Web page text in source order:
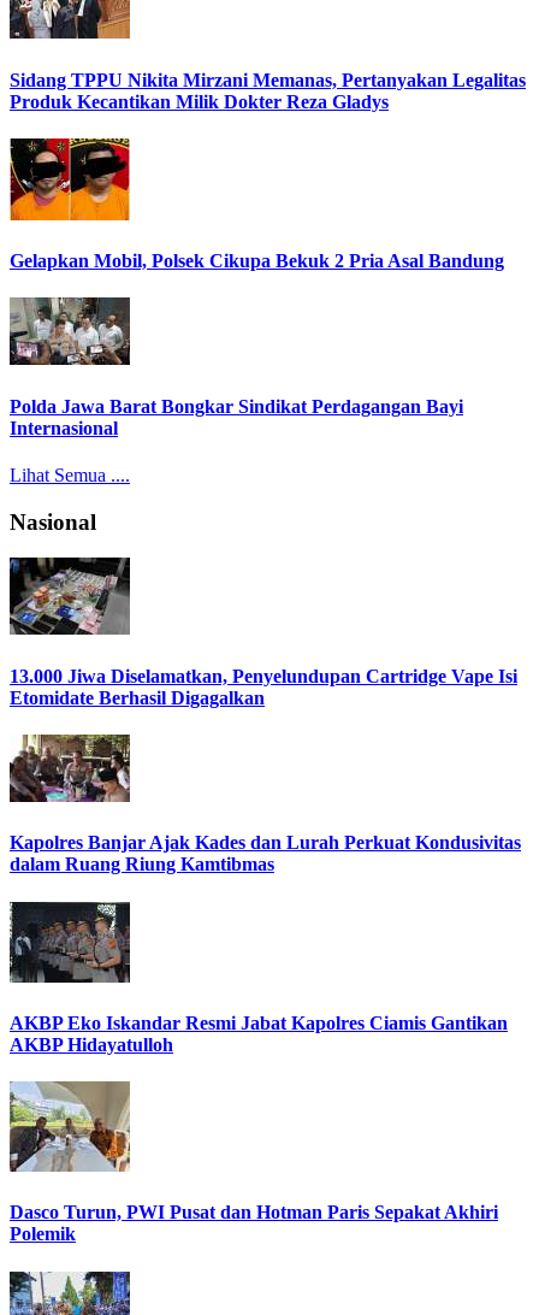
Sidang TPPU Nikita Mirzani Memanas, Pertanyakan Legalitas
Produk Kecantikan Milik Dokter Reza Gladys
Gelapkan Mobil, Polsek Cikupa Bekuk 2 Pria Asal Bandung
Polda Jawa Barat Bongkar Sindikat Perdagangan Bayi
Internasional
Lihat Semua ....
Nasional
13.000 Jiwa Diselamatkan, Penyelundupan Cartridge Vape Isi
Etomidate Berhasil Digagalkan
Kapolres Banjar Ajak Kades dan Lurah Perkuat Kondusivitas
dalam Ruang Riung Kamtibmas
AKBP Eko Iskandar Resmi Jabat Kapolres Ciamis Gantikan
AKBP Hidayatulloh
Dasco Turun, PWI Pusat dan Hotman Paris Sepakat Akhiri
Polemik